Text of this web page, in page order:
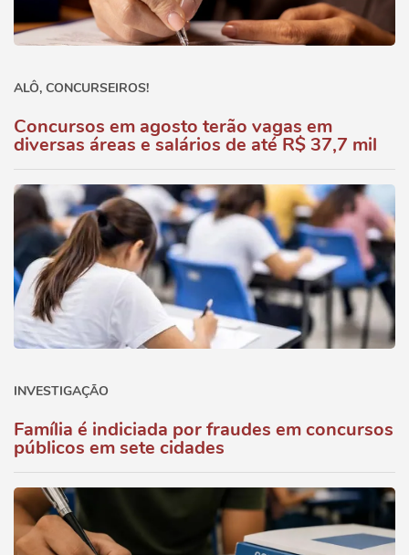
ALÔ, CONCURSEIROS!
Concursos em agosto terão vagas em
diversas áreas e salários de até R$ 37,7 mil
INVESTIGAÇÃO
Família é indiciada por fraudes em concursos
públicos em sete cidades